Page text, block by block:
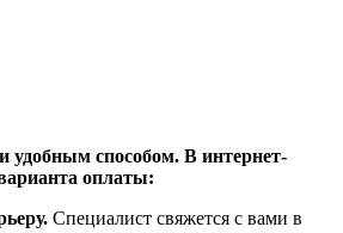
удобным способом. В интернет-
оплаты:
Специалист свяжется с вами в